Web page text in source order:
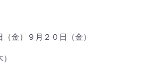
金）９月２０日（金）